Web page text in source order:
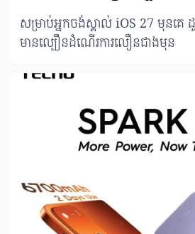
សម្រាប់អ្នកចង់ស្គាល់ iOS 27 មុនគេ
មានល្បឿនដំណើរការលឿនជាងមុន